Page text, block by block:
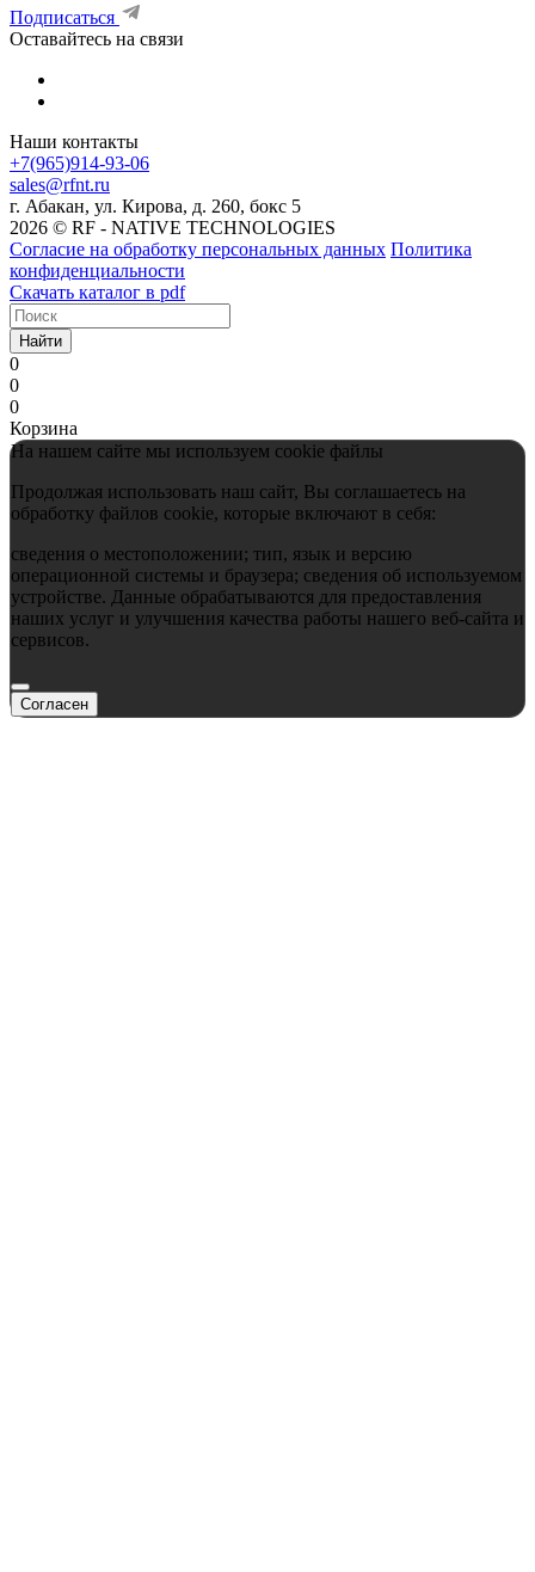
Подписаться
Оставайтесь на связи
Наши контакты
+7(965)914-93-06
sales@rfnt.ru
г. Абакан, ул. Кирова, д. 260, бокс 5
2026 © RF - NATIVE TECHNOLOGIES
Согласие на обработку персональных данных Политика
конфиденциальности
Скачать каталог в pdf
Найти
0
0
0
Корзина
На нашем сайте мы используем cookie файлы
Продолжая использовать наш сайт, Вы соглашаетесь на
обработку файлов cookie, которые включают в себя:
сведения о местоположении; тип, язык и версию
операционной системы и браузера; сведения об используемом
устройстве. Данные обрабатываются для предоставления
наших услуг и улучшения качества работы нашего веб-сайта и
сервисов.
Согласен